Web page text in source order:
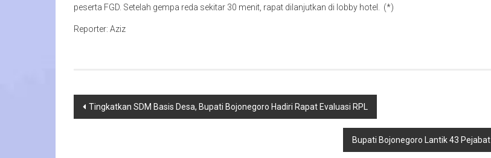
peserta FGD. Setelah gempa reda sekitar 30 menit, rapat dilanjutkan di lobby hotel. (*)
Reporter: Aziz
Navigasi
Tingkatkan SDM Basis Desa, Bupati Bojonegoro Hadiri Rapat Evaluasi RPL
Bupati Bojonegoro Lantik 43 Pejabat